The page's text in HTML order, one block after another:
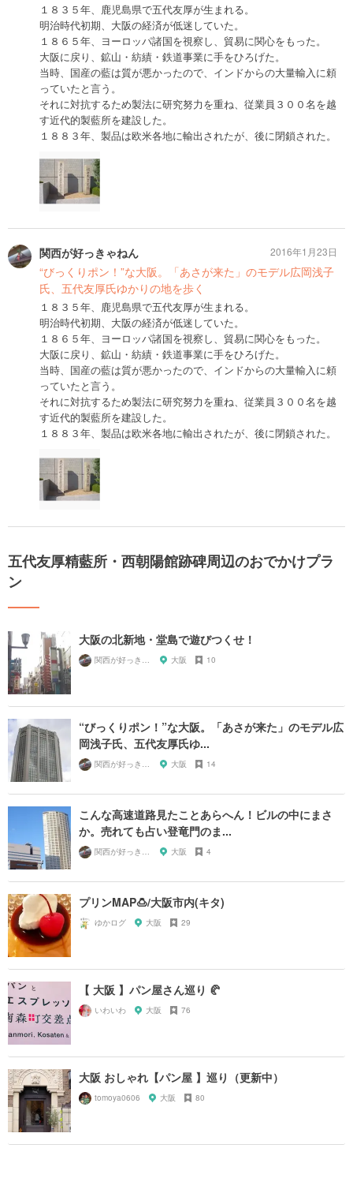
１８３５年、鹿児島県で五代友厚が生まれる。
明治時代初期、大阪の経済が低迷していた。
１８６５年、ヨーロッパ諸国を視察し、貿易に関心をもった。
大阪に戻り、鉱山・紡績・鉄道事業に手をひろげた。
当時、国産の藍は質が悪かったので、インドからの大量輸入に頼
っていたと言う。
それに対抗するため製法に研究努力を重ね、従業員３００名を越
す近代的製藍所を建設した。
１８８３年、製品は欧米各地に輸出されたが、後に閉鎖された。
関西が好っきゃねん
“びっくりポン！”な大阪。「あさが来た」のモデル広岡浅子
氏、五代友厚氏ゆかりの地を歩く
１８３５年、鹿児島県で五代友厚が生まれる。
明治時代初期、大阪の経済が低迷していた。
１８６５年、ヨーロッパ諸国を視察し、貿易に関心をもった。
大阪に戻り、鉱山・紡績・鉄道事業に手をひろげた。
当時、国産の藍は質が悪かったので、インドからの大量輸入に頼
っていたと言う。
それに対抗するため製法に研究努力を重ね、従業員３００名を越
す近代的製藍所を建設した。
１８８３年、製品は欧米各地に輸出されたが、後に閉鎖された。
2016年1月23日
五代友厚精藍所・西朝陽館跡碑周辺のおでかけプラ
ン
大阪の北新地・堂島で遊びつくせ！
関西が好っきゃねん 大阪 10
“びっくりポン！”な大阪。「あさが来た」のモデル広
岡浅子氏、五代友厚氏ゆ...
関西が好っきゃねん 大阪 14
こんな高速道路見たことあらへん！ビルの中にまさ
か。売れても占い登竜門のま...
関西が好っきゃねん 大阪 4
プリンMAP🍮/大阪市内(キタ)
ゆかログ 大阪 29
【 大阪 】パン屋さん巡り 🥐
いわいわ 大阪 76
大阪 おしゃれ【パン屋 】巡り（更新中）
tomoya0606 大阪 80